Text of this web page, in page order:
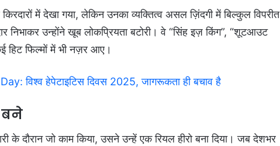
किरदारों में देखा गया, लेकिन उनका व्यक्तित्व असल ज़िंदगी में बिल्कुल विपरीत
निभाकर उन्होंने खूब लोकप्रियता बटोरी। वे “सिंह इज़ किंग”, “शूटआउट
हिट फिल्मों में भी नज़र आए।
विश्व हेपेटाइटिस दिवस 2025, जागरूकता ही बचाव है
बने
के दौरान जो काम किया, उसने उन्हें एक रियल हीरो बना दिया। जब देशभर